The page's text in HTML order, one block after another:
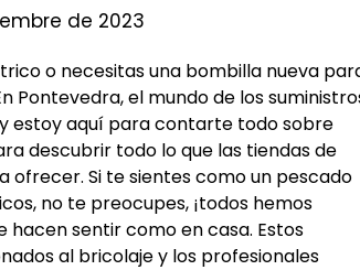
de 2023
o necesitas una bombilla nueva
Pontevedra, el mundo de los
estoy aquí para contarte todo sobre
descubrir todo lo que las tiendas de
ofrecer. Si te sientes como un pescado
no te preocupes, ¡todos hemos
hacen sentir como en casa. Estos
al bricolaje y los profesionales